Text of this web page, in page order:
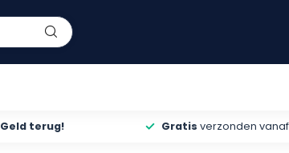
Geld terug! Gratis verzonden